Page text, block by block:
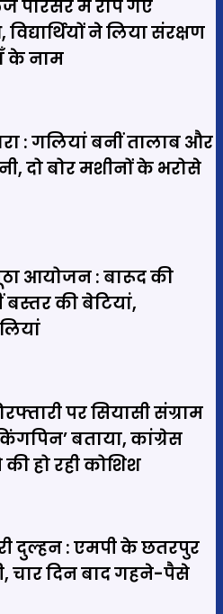
परिसर में रोपे गए
ने लिया संरक्षण
के नाम
: गलियां बनीं तालाब और
दो बोर मशीनों के भरोसे
आयोजन : बारूद की
बस्तर की बेटियां,
पर सियासी संग्राम
बताया, कांग्रेस
हो रही कोशिश
दुल्हन : एमपी के छतरपुर
चार दिन बाद गहने-पैसे